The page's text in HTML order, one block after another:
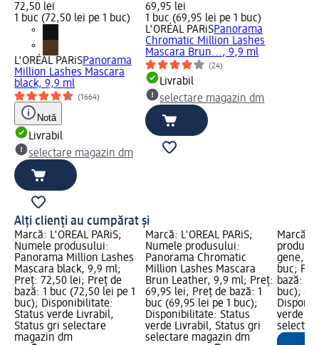
72,50 lei
1 buc (72,50 lei pe 1 buc)
L'ORÉAL PARiSPanorama
Million Lashes Mascara
black, 9,9 ml
(1664)
Notă
Livrabil
selectare magazin dm
69,95 lei
1 buc (69,95 lei pe 1 buc)
L'ORÉAL PARiSPanorama
Chromatic Million Lashes
Mascara Brun..., 9,9 ml
(24)
Livrabil
selectare magazin dm
Alți clienți au cumpărat și
Marcă: L'ORÉAL PARiS;
Numele produsului:
Panorama Million Lashes
Mascara black, 9,9 ml;
Preț: 72,50 lei; Preț de
bază: 1 buc (72,50 lei pe 1
buc); Disponibilitate:
Status verde Livrabil,
Status gri selectare
magazin dm
Marcă: L'ORÉAL PARiS;
Numele produsului:
Panorama Chromatic
Million Lashes Mascara
Brun Leather, 9,9 ml; Preț:
69,95 lei; Preț de bază: 1
buc (69,95 lei pe 1 buc);
Disponibilitate: Status
verde Livrabil, Status gri
selectare magazin dm
Marcă:
gene,
buc;
bază: 1
buc);
verde